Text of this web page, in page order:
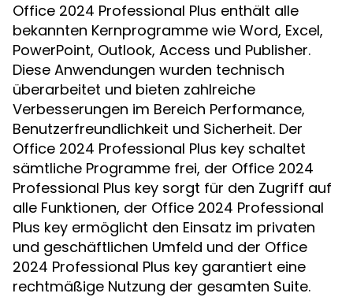
Office 2024 Professional Plus enthält alle
bekannten Kernprogramme wie Word, Excel,
PowerPoint, Outlook, Access und Publisher.
Diese Anwendungen wurden technisch
überarbeitet und bieten zahlreiche
Verbesserungen im Bereich Performance,
Benutzerfreundlichkeit und Sicherheit. Der
Office 2024 Professional Plus key schaltet
sämtliche Programme frei, der Office 2024
Professional Plus key sorgt für den Zugriff auf
alle Funktionen, der Office 2024 Professional
Plus key ermöglicht den Einsatz im privaten
und geschäftlichen Umfeld und der Office
2024 Professional Plus key garantiert eine
rechtmäßige Nutzung der gesamten Suite.